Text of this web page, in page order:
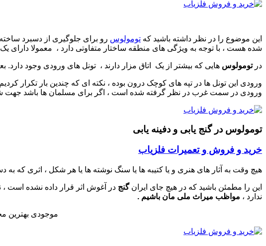
این موضوع را در نظر داشته باشید که تومولوس رو برای جلوگیری از دسبرد
شده هست ، با توجه به ویژگی های منطقه ساختار متفاوتی دارد ، معمولا دارای
درتومولوس هایی که بیشتر از یک اتاق مزار دارند ، تونل های ورودی وجود
ورودی این تونل ها در تپه های کوچک درون بوده ، نکته ای که چندین بار تکرار
ورودی در سمت غرب در نظر گرفته شده است ، اگر برای مسلمان ها باشد جهت
تومولوس در گنج یابی و دفینه یابی
خرید و فروش و تعمیرات فلزیاب
هیچ وقت به آثار های هنری و یا کتیبه ها یا سنگ نوشته ها یا هر شکل ، اثری که
این را مطمئن باشید که در هیچ جای ایرانگنج در آغوش اثر قرار داده نشده است
ندارد ، مواظب میراث ملی مان باشیم .
موجودی بهترین